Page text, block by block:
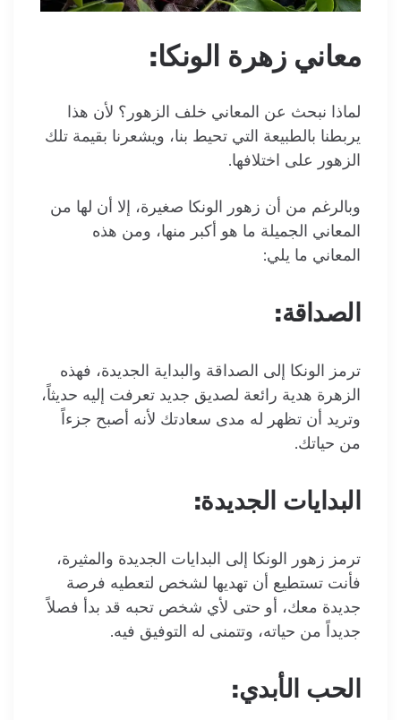
معاني زهرة الونكا:
لماذا نبحث عن المعاني خلف الزهور؟ لأن هذا
يربطنا بالطبيعة التي تحيط بنا، ويشعرنا بقيمة تلك
الزهور على اختلافها.
وبالرغم من أن زهور الونكا صغيرة، إلا أن لها من
المعاني الجميلة ما هو أكبر منها، ومن هذه
المعاني ما يلي:
الصداقة:
ترمز الونكا إلى الصداقة والبداية الجديدة، فهذه
الزهرة هدية رائعة لصديق جديد تعرفت إليه حديثاً،
وتريد أن تظهر له مدى سعادتك لأنه أصبح جزءاً
من حياتك.
البدايات الجديدة:
ترمز زهور الونكا إلى البدايات الجديدة والمثيرة،
فأنت تستطيع أن تهديها لشخص لتعطيه فرصة
جديدة معك، أو حتى لأي شخص تحبه قد بدأ فصلاً
جديداً من حياته، وتتمنى له التوفيق فيه.
الحب الأبدي: